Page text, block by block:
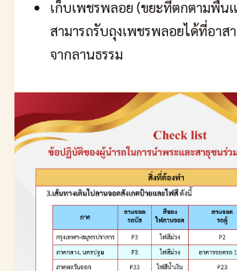
เก็บเพชรพลอย (ขยะที่ตกตามพื้น
สามารถรับถุงเพชรพลอยได้ที่อา
จากลานธรรม